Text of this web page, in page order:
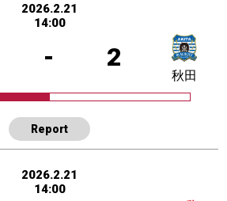
2026.2.21
14:00
- 2
秋田
Report
2026.2.21
14:00